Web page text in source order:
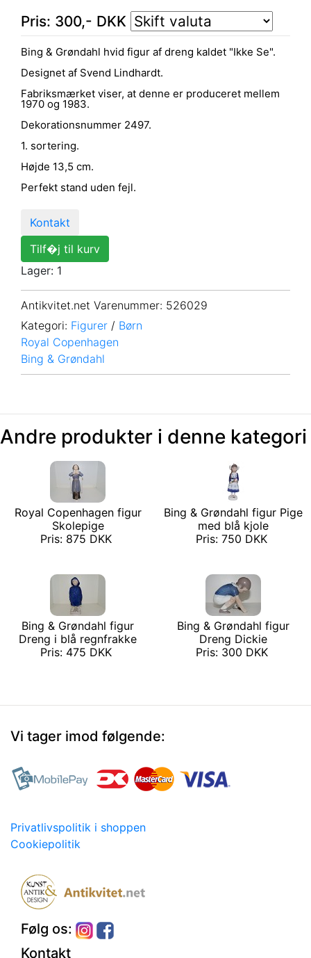
Pris: 300,- DKK
Bing & Grøndahl hvid figur af dreng kaldet "Ikke Se".
Designet af Svend Lindhardt.
Fabriksmærket viser, at denne er produceret mellem
1970 og 1983.
Dekorationsnummer 2497.
1. sortering.
Højde 13,5 cm.
Perfekt stand uden fejl.
Kontakt
Tilf�j til kurv
Lager: 1
Antikvitet.net Varenummer: 526029
Kategori: Figurer / Børn
Royal Copenhagen
Bing & Grøndahl
Andre produkter i denne kategori
Royal Copenhagen figur
Skolepige
Pris: 875 DKK
Bing & Grøndahl figur Pige
med blå kjole
Pris: 750 DKK
Bing & Grøndahl figur
Dreng i blå regnfrakke
Pris: 475 DKK
Bing & Grøndahl figur
Dreng Dickie
Pris: 300 DKK
Vi tager imod følgende:
Privatlivspolitik i shoppen
Cookiepolitik
Følg os:
Kontakt